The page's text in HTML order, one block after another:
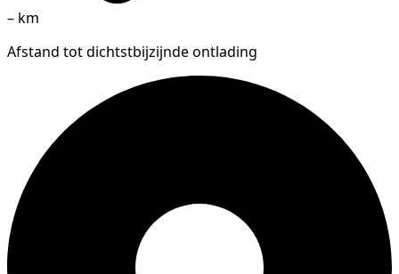
– km
Afstand tot dichtstbijzijnde ontlading